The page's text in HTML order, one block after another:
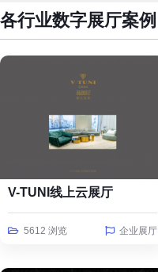
各行业数字展厅案例
V-TUNI线上云展厅
5612 浏览 企业展厅